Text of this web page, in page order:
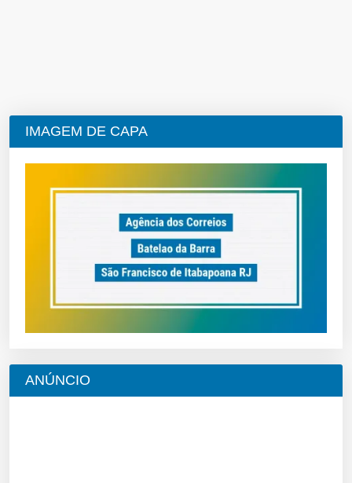
IMAGEM DE CAPA
ANÚNCIO